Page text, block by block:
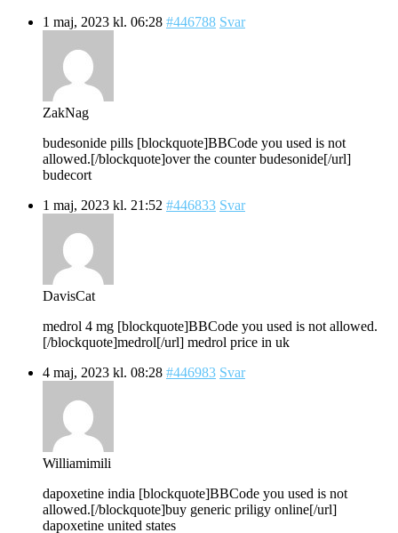
1 maj, 2023 kl. 06:28 #446788 Svar
ZakNag
budesonide pills [blockquote]BBCode you used is not
allowed.[/blockquote]over the counter budesonide[/url]
budecort
1 maj, 2023 kl. 21:52 #446833 Svar
DavisCat
medrol 4 mg [blockquote]BBCode you used is not allowed.
[/blockquote]medrol[/url] medrol price in uk
4 maj, 2023 kl. 08:28 #446983 Svar
Williamimili
dapoxetine india [blockquote]BBCode you used is not
allowed.[/blockquote]buy generic priligy online[/url]
dapoxetine united states